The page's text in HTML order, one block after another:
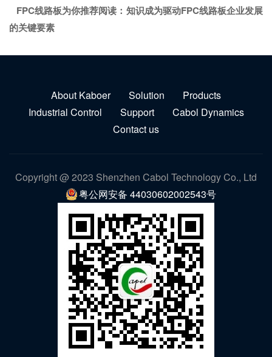
FPC线路板为你推荐阅读： 知识成为驱动FPC线路板企业发展
的关键要素
About Kaboer Solution
Products
Industrial Control
Support
Cabol Dynamics
Contact us
Copyright @ 2023 Shenzhen Cabol Technology Co., Ltd
粤公网安备 44030602002543号